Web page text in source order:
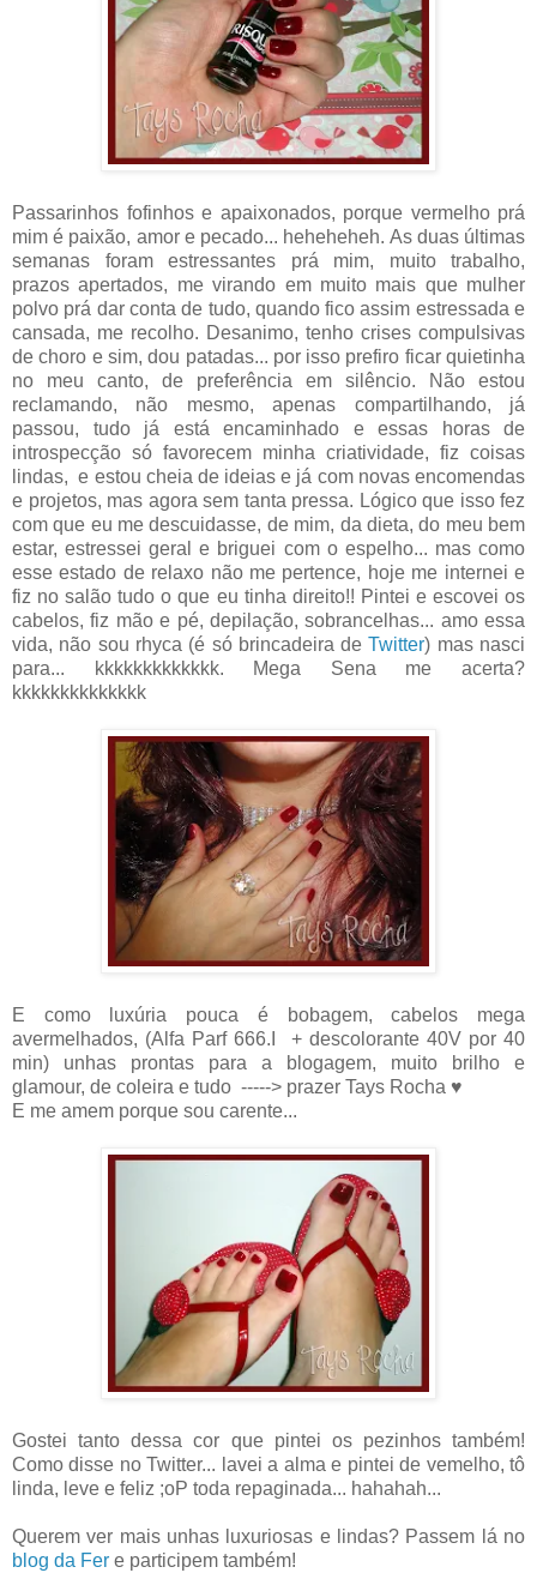
Passarinhos fofinhos e apaixonados, porque vermelho prá
mim é paixão, amor e pecado... heheheheh. As duas últimas
semanas foram estressantes prá mim, muito trabalho,
prazos apertados, me virando em muito mais que mulher
polvo prá dar conta de tudo, quando fico assim estressada e
cansada, me recolho. Desanimo, tenho crises compulsivas
de choro e sim, dou patadas... por isso prefiro ficar quietinha
no meu canto, de preferência em silêncio. Não estou
reclamando, não mesmo, apenas compartilhando, já
passou, tudo já está encaminhado e essas horas de
introspecção só favorecem minha criatividade, fiz coisas
lindas, e estou cheia de ideias e já com novas encomendas
e projetos, mas agora sem tanta pressa. Lógico que isso fez
com que eu me descuidasse, de mim, da dieta, do meu bem
estar, estressei geral e briguei com o espelho... mas como
esse estado de relaxo não me pertence, hoje me internei e
fiz no salão tudo o que eu tinha direito!! Pintei e escovei os
cabelos, fiz mão e pé, depilação, sobrancelhas... amo essa
vida, não sou rhyca (é só brincadeira deTwitter) mas nasci
para... kkkkkkkkkkkkk. Mega Sena me acerta?
kkkkkkkkkkkkkk
E como luxúria pouca é bobagem, cabelos mega
avermelhados, (Alfa Parf 666.I + descolorante 40V por 40
min) unhas prontas para a blogagem, muito brilho e
glamour, de coleira e tudo -----> prazer Tays Rocha ♥
E me amem porque sou carente...
Gostei tanto dessa cor que pintei os pezinhos também!
Como disse no Twitter... lavei a alma e pintei de vemelho, tô
linda, leve e feliz ;oP toda repaginada... hahahah...
Querem ver mais unhas luxuriosas e lindas? Passem lá no
blog da Fer e participem também!